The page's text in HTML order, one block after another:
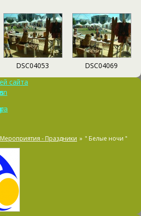
DSC04053 DSC04069
Мероприятия - Праздники » " Белые ночи "